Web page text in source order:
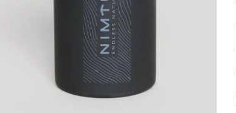
10. cortaviento